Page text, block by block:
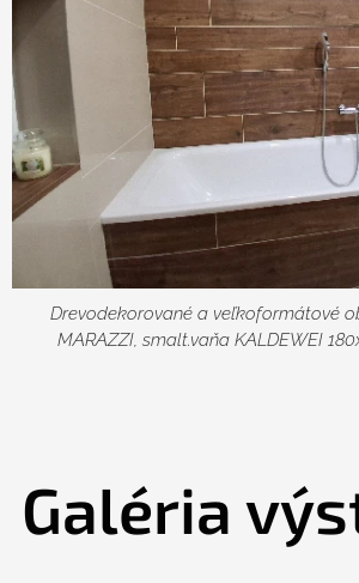
Drevodekorované a veľkoformátové
MARAZZI, smalt.vaňa KALDEWEI
Galéria